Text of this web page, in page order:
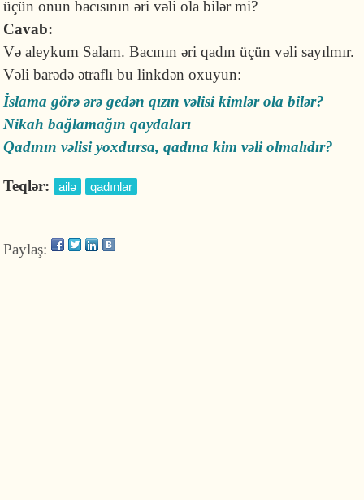
üçün onun bacısının əri vəli ola bilər mi?
Cavab:
Və aleykum Salam. Bacının əri qadın üçün vəli sayılmır.
Vəli barədə ətraflı bu linkdən oxuyun:
İslama görə ərə gedən qızın vəlisi kimlər ola bilər?
Nikah bağlamağın qaydaları
Qadının vəlisi yoxdursa, qadına kim vəli olmalıdır?
Teqlər: ailə qadınlar
Paylaş: